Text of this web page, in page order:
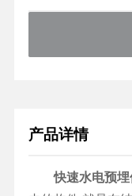
产品详情
快速水电预